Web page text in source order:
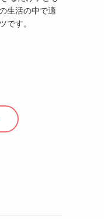
生活の中で適
です。